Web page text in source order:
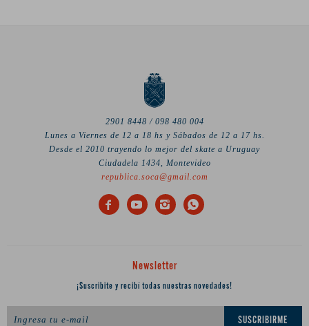
2901 8448 / 098 480 004
Lunes a Viernes de 12 a 18 hs y Sábados de 12 a 17 hs.
Desde el 2010 trayendo lo mejor del skate a Uruguay
Ciudadela 1434, Montevideo
republica.soca@gmail.com
   
Newsletter
¡Suscribite y recibí todas nuestras novedades!
SUSCRIBIRME